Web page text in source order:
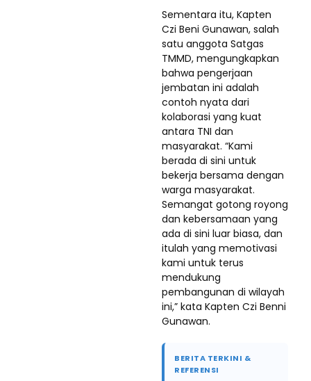
Sementara itu, Kapten
Czi Beni Gunawan, salah
satu anggota Satgas
TMMD, mengungkapkan
bahwa pengerjaan
jembatan ini adalah
contoh nyata dari
kolaborasi yang kuat
antara TNI dan
masyarakat. “Kami
berada di sini untuk
bekerja bersama dengan
warga masyarakat.
Semangat gotong royong
dan kebersamaan yang
ada di sini luar biasa, dan
itulah yang memotivasi
kami untuk terus
mendukung
pembangunan di wilayah
ini,” kata Kapten Czi Benni
Gunawan.
BERITA TERKINI &
REFERENSI